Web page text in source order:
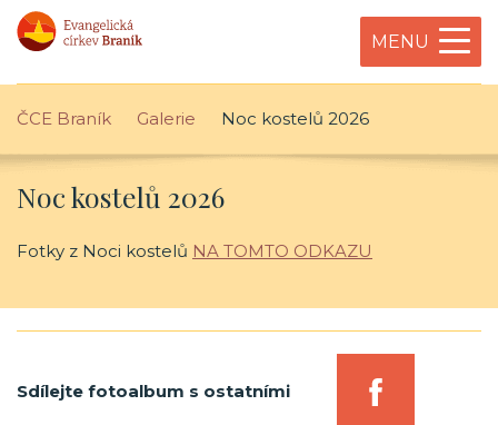
MENU
ČCE Braník Galerie Noc kostelů 2026
Noc kostelů 2026
Fotky z Noci kostelů NA TOMTO ODKAZU
Sdílejte fotoalbum s ostatními